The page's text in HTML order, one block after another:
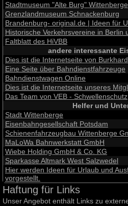
Stadtmuseum "Alte Burg" Wittenberge
Grenzlandmuseum Schnackenburg
Brandenburg- original.de | Ideen für
Historische Verkehrsvereine in Berlin
Faltblatt des HiVBB
andere interessante
Dies ist die Internetseite von
Eine Seite über Bahndienstfahrzeuge
Bahndienstwagen Online
Dies ist die Internetseite unseres
Das Team von VEB - Schwellenschutz
Helfer und
Stadt Wittenberge
Eisenbahngesellschaft Potsdam
Schienenfahrzeugbau Wittenberge
MaLoWa Bahnwerkstatt GmbH
Wiebe Holding GmbH & Co. KG
Sparkasse Altmark West Salzwedel
Hier werden Ideen für Urlaub und
vorgestellt.
Haftung für Links
Unser Angebot enthält Links zu